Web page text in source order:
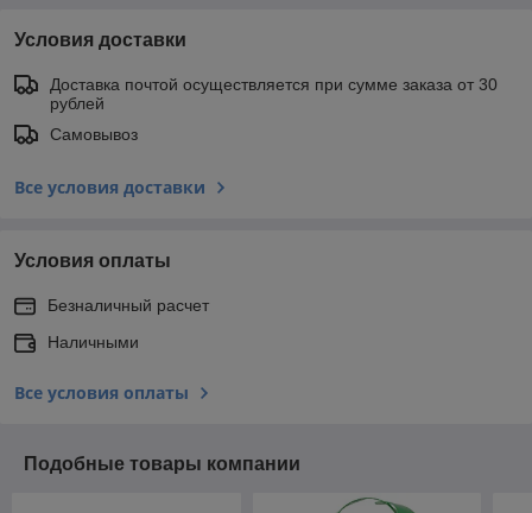
Условия доставки
Доставка почтой осуществляется при сумме заказа от 30
рублей
Самовывоз
Все условия доставки
Условия оплаты
Безналичный расчет
Наличными
Все условия оплаты
Подобные товары компании